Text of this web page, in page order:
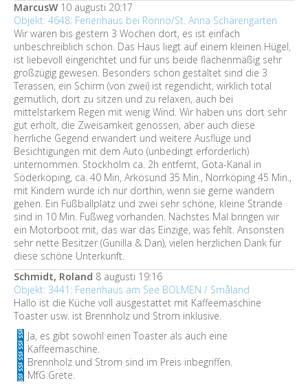
MarcusW 10 augusti 20:17
Objekt: 4648: Ferienhaus bei Rönnö/St. Anna Schärengarten
Wir waren bis gestern 3 Wochen dort, es ist einfach
unbeschreiblich schön. Das Haus liegt auf einem kleinen Hügel,
ist liebevoll eingerichtet und für uns beide flächenmäßig sehr
großzügig gewesen. Besonders schön gestaltet sind die 3
Terassen, ein Schirm (von zwei) ist regendicht, wirklich total
gemütlich, dort zu sitzen und zu relaxen, auch bei
mittelstarkem Regen mit wenig Wind. Wir haben uns dort sehr
gut erholt, die Zweisamkeit genossen, aber auch diese
herrliche Gegend erwandert und weitere Ausflüge und
Besichtigungen mit dem Auto (unbedingt erforderlich)
unternommen. Stockholm ca. 2h entfernt, Gota-Kanal in
Söderköping, ca. 40 Min, Arkösund 35 Min., Norrköping 45 Min.,
mit Kindern würde ich nur dorthin, wenn sie gerne wandern
gehen. Ein Fußballplatz und zwei sehr schöne, kleine Strände
sind in 10 Min. Fußweg vorhanden. Nächstes Mal bringen wir
ein Motorboot mit, das war das Einzige, was fehlt. Ansonsten
sehr nette Besitzer (Gunilla & Dan), vielen herzlichen Dank für
diese schöne Unterkunft.
Schmidt, Roland 8 augusti 19:16
Objekt: 3441: Ferienhaus am See BOLMEN / Småland
Hallo ist die Küche voll ausgestattet mit Kaffeemaschine
Toaster usw. ist Brennholz und Strom inklusive.
Ja, es gibt sowohl einen Toaster als auch eine
Kaffeemaschine.
Brennholz und Strom sind im Preis inbegriffen.
MfG Grete.